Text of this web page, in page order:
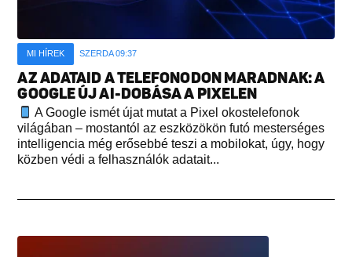
MI HÍREK SZERDA 09:37
AZ ADATAID A TELEFONODON MARADNAK: A
GOOGLE ÚJ AI-DOBÁSA A PIXELEN
A Google ismét újat mutat a Pixel okostelefonok
világában – mostantól az eszközökön futó mesterséges
intelligencia még erősebbé teszi a mobilokat, úgy, hogy
közben védi a felhasználók adatait...